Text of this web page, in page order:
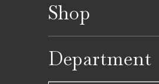
イベントカレンダー
Shop
レストラン一覧
Department